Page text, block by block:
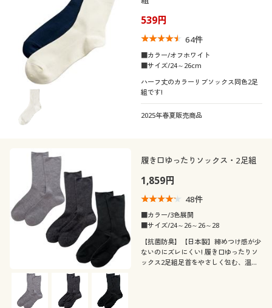
539円
64件
■カラー/オフホワイト
■サイズ/24～26cm
ハーフ丈のカラーリブソックス同色2足
組です!
2025年春夏販売商品
履き口ゆったりソックス・2足組
1,859円
48件
■カラー/3色展開
■サイズ/24～26～26～28
【抗菌防臭】【日本製】締めつけ感が少
ないのにズレにくい! 履き口ゆったりソ
ックス2足組足首をやさしく包む、温か